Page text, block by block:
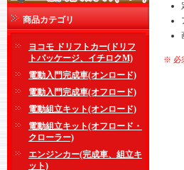
商品カテゴリ
ヨコモ ドリフトカー(ドリフ
トパッケージ、イチロクM)
電動入門完成車(オンロード)
電動入門完成車(オフロード)
電動組立キット(オンロード)
電動組立キット(オフロード・
クローラー)
エンジンカー(完成車、組立キ
ット)
※ 必